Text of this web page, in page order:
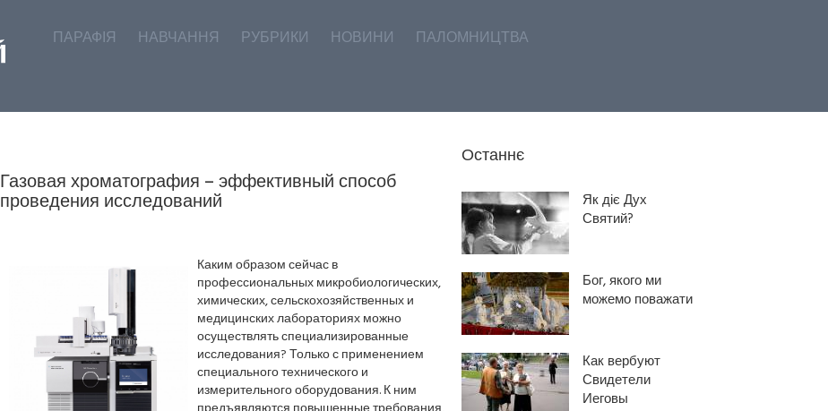
ПАРАФІЯ НАВЧАННЯ РУБРИКИ НОВИНИ ПАЛОМНИЦТВА
Газовая хроматография – эффективный способ
проведения исследований
Каким образом сейчас в
профессиональных микробиологических,
химических, сельскохозяйственных и
медицинских лабораториях можно
осуществлять специализированные
исследования? Только с применением
специального технического и
измерительного оборудования. К ним
Останнє
Як діє Дух
Святий?
Бог, якого ми
можемо поважати
Как вербуют
Свидетели
Иеговы